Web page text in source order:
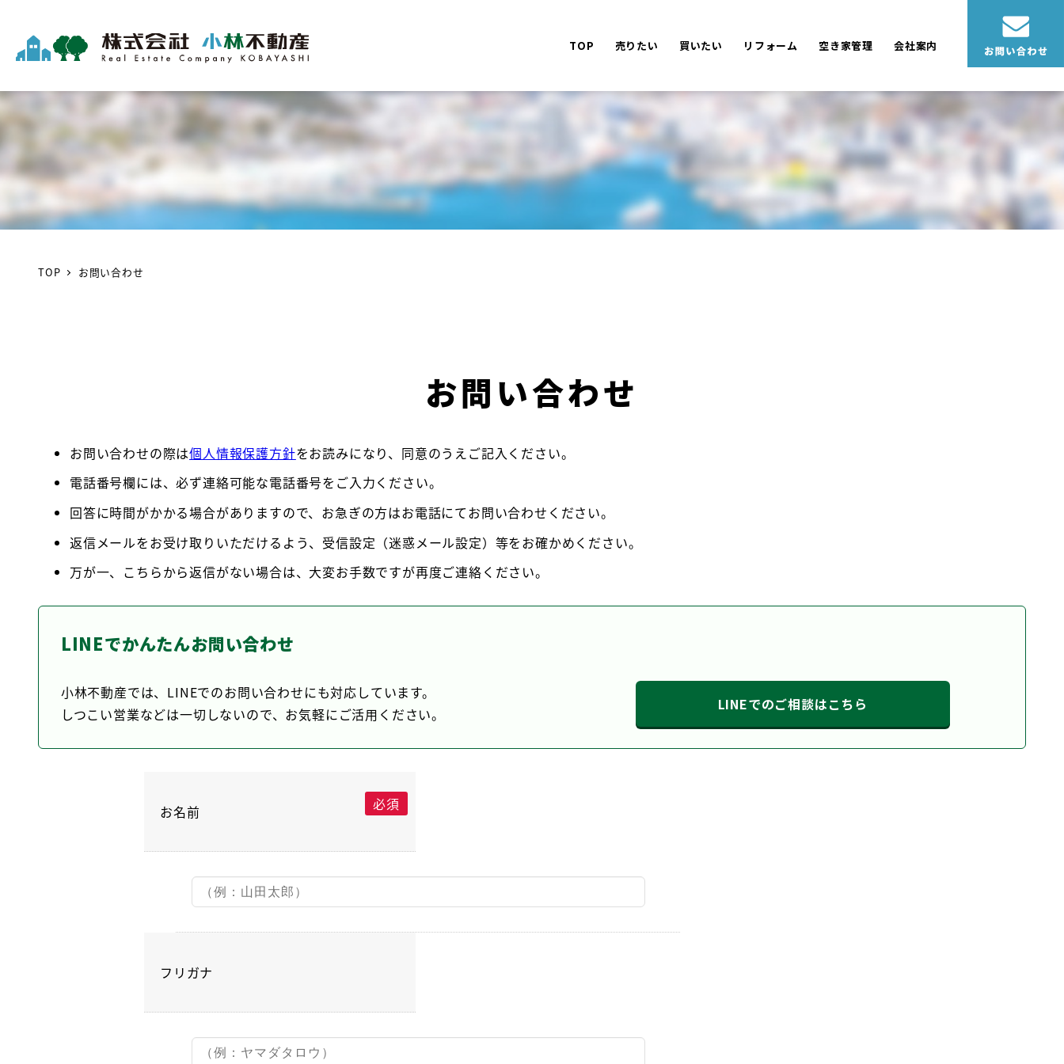
TOP 売りたい 買いたい リフォーム 空き家管理 会社案内
TOP お問い合わせ
お問い合わせ
お問い合わせの際は個人情報保護方針をお読みになり、同意のうえご記入ください。
電話番号欄には、必ず連絡可能な電話番号をご入力ください。
回答に時間がかかる場合がありますので、お急ぎの方はお電話にてお問い合わせください。
返信メールをお受け取りいただけるよう、受信設定（迷惑メール設定）等をお確かめください。
万が一、こちらから返信がない場合は、大変お手数ですが再度ご連絡ください。
LINEでかんたんお問い合わせ
小林不動産では、LINEでのお問い合わせにも対応しています。
しつこい営業などは一切しないので、お気軽にご活用ください。
LINEでのご相談はこちら
お名前 必須
フリガナ